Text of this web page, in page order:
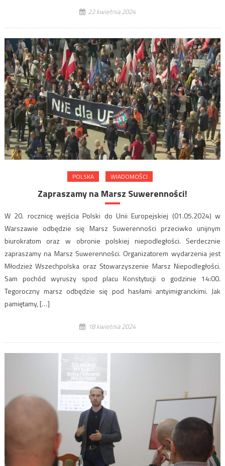
22 kwietnia 2024
POLSKA WIADOMOŚCI
Zapraszamy na Marsz Suwerenności!
W 20. rocznicę wejścia Polski do Unii Europejskiej (01.05.2024) w
Warszawie odbędzie się Marsz Suwerenności przeciwko unijnym
biurokratom oraz w obronie polskiej niepodległości. Serdecznie
zapraszamy na Marsz Suwerenności. Organizatorem wydarzenia jest
Młodzież Wszechpolska oraz Stowarzyszenie Marsz Niepodległości.
Sam pochód wyruszy spod placu Konstytucji o godzinie 14:00.
Tegoroczny marsz odbędzie się pod hasłami antyimigranckimi. Jak
pamiętamy, […]
18 kwietnia 2024